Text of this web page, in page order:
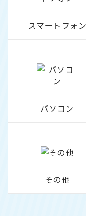
スマートフォン
パソコン
その他